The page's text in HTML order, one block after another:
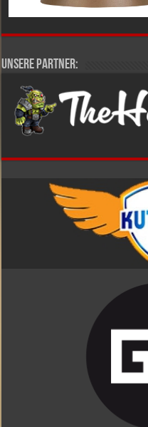
Unsere Partner: